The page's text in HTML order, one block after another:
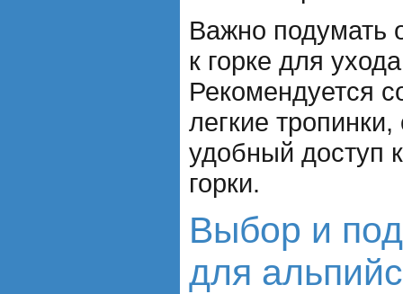
Важно подумать
к горке для
Рекомендуется
легкие
удобный доступ
горки.
Выбор и
для